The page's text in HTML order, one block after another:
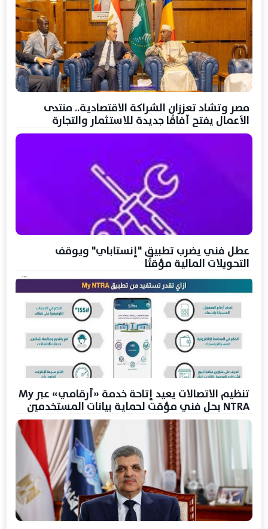
مصر وتشاد تعززان الشراكة الاقتصادية.. منتدى
الأعمال يفتح آفاقًا جديدة للاستثمار والتجارة
عطل فني يضرب تطبيق "إنستاباي" ويوقف
التحويلات المالية مؤقتًا
تنظيم الاتصالات يعيد إتاحة خدمة «أرقامي» عبر My
NTRA بحل فني مؤقت لحماية بيانات المستخدمين